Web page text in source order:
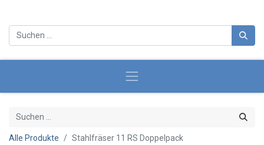
Alle Produkte Stahlfräser 11 RS Doppelpack